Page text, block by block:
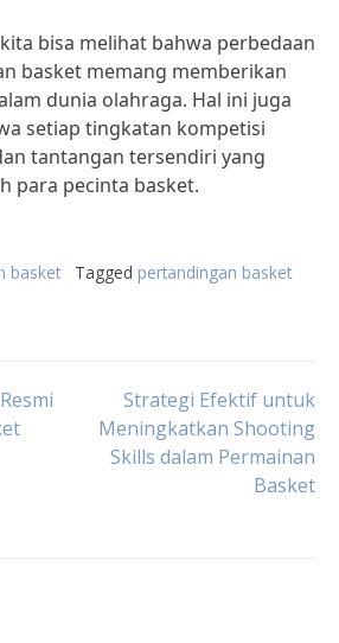
bisa melihat bahwa perbedaan
basket memang memberikan
dunia olahraga. Hal ini juga
setiap tingkatan kompetisi
tantangan tersendiri yang
para pecinta basket.
basket Tagged pertandingan basket
Strategi Efektif untuk
Meningkatkan Shooting
Skills dalam Permainan
Basket